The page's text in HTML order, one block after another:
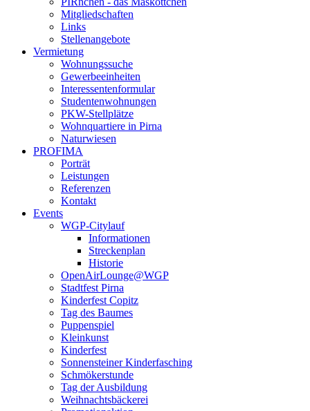
Mitgliedschaften
Links
Stellenangebote
Vermietung
Wohnungssuche
Gewerbeeinheiten
Interessentenformular
Studentenwohnungen
PKW-Stellplätze
Wohnquartiere in Pirna
Naturwiesen
PROFIMA
Porträt
Leistungen
Referenzen
Kontakt
Events
WGP-Citylauf
Informationen
Streckenplan
Historie
OpenAirLounge@WGP
Stadtfest Pirna
Kinderfest Copitz
Tag des Baumes
Puppenspiel
Kleinkunst
Kinderfest
Sonnensteiner Kinderfasching
Schmökerstunde
Tag der Ausbildung
Weihnachtsbäckerei